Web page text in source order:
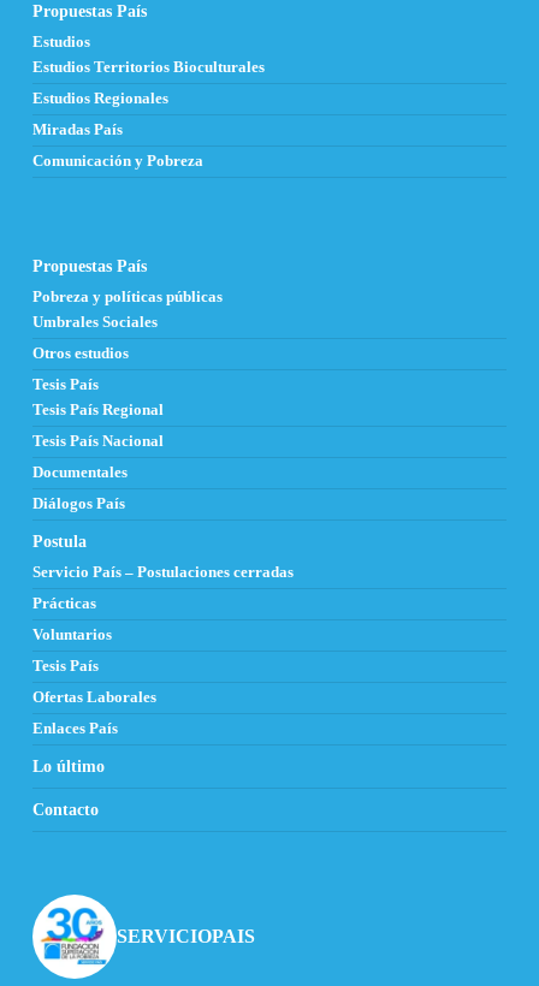
Propuestas País
Estudios
Estudios Territorios Bioculturales
Estudios Regionales
Miradas País
Comunicación y Pobreza
Propuestas País
Pobreza y políticas públicas
Umbrales Sociales
Otros estudios
Tesis País
Tesis País Regional
Tesis País Nacional
Documentales
Diálogos País
Postula
Servicio País – Postulaciones cerradas
Prácticas
Voluntarios
Tesis País
Ofertas Laborales
Enlaces País
Lo último
Contacto
SERVICIOPAIS